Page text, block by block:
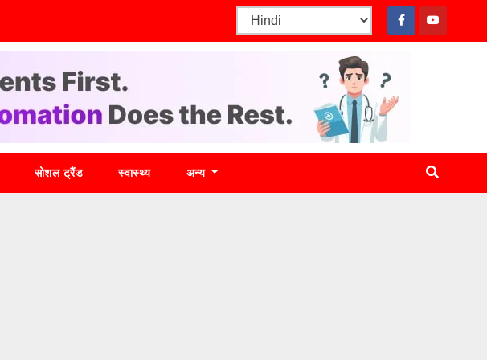
सोशल ट्रैंड स्वास्थ्य अन्य